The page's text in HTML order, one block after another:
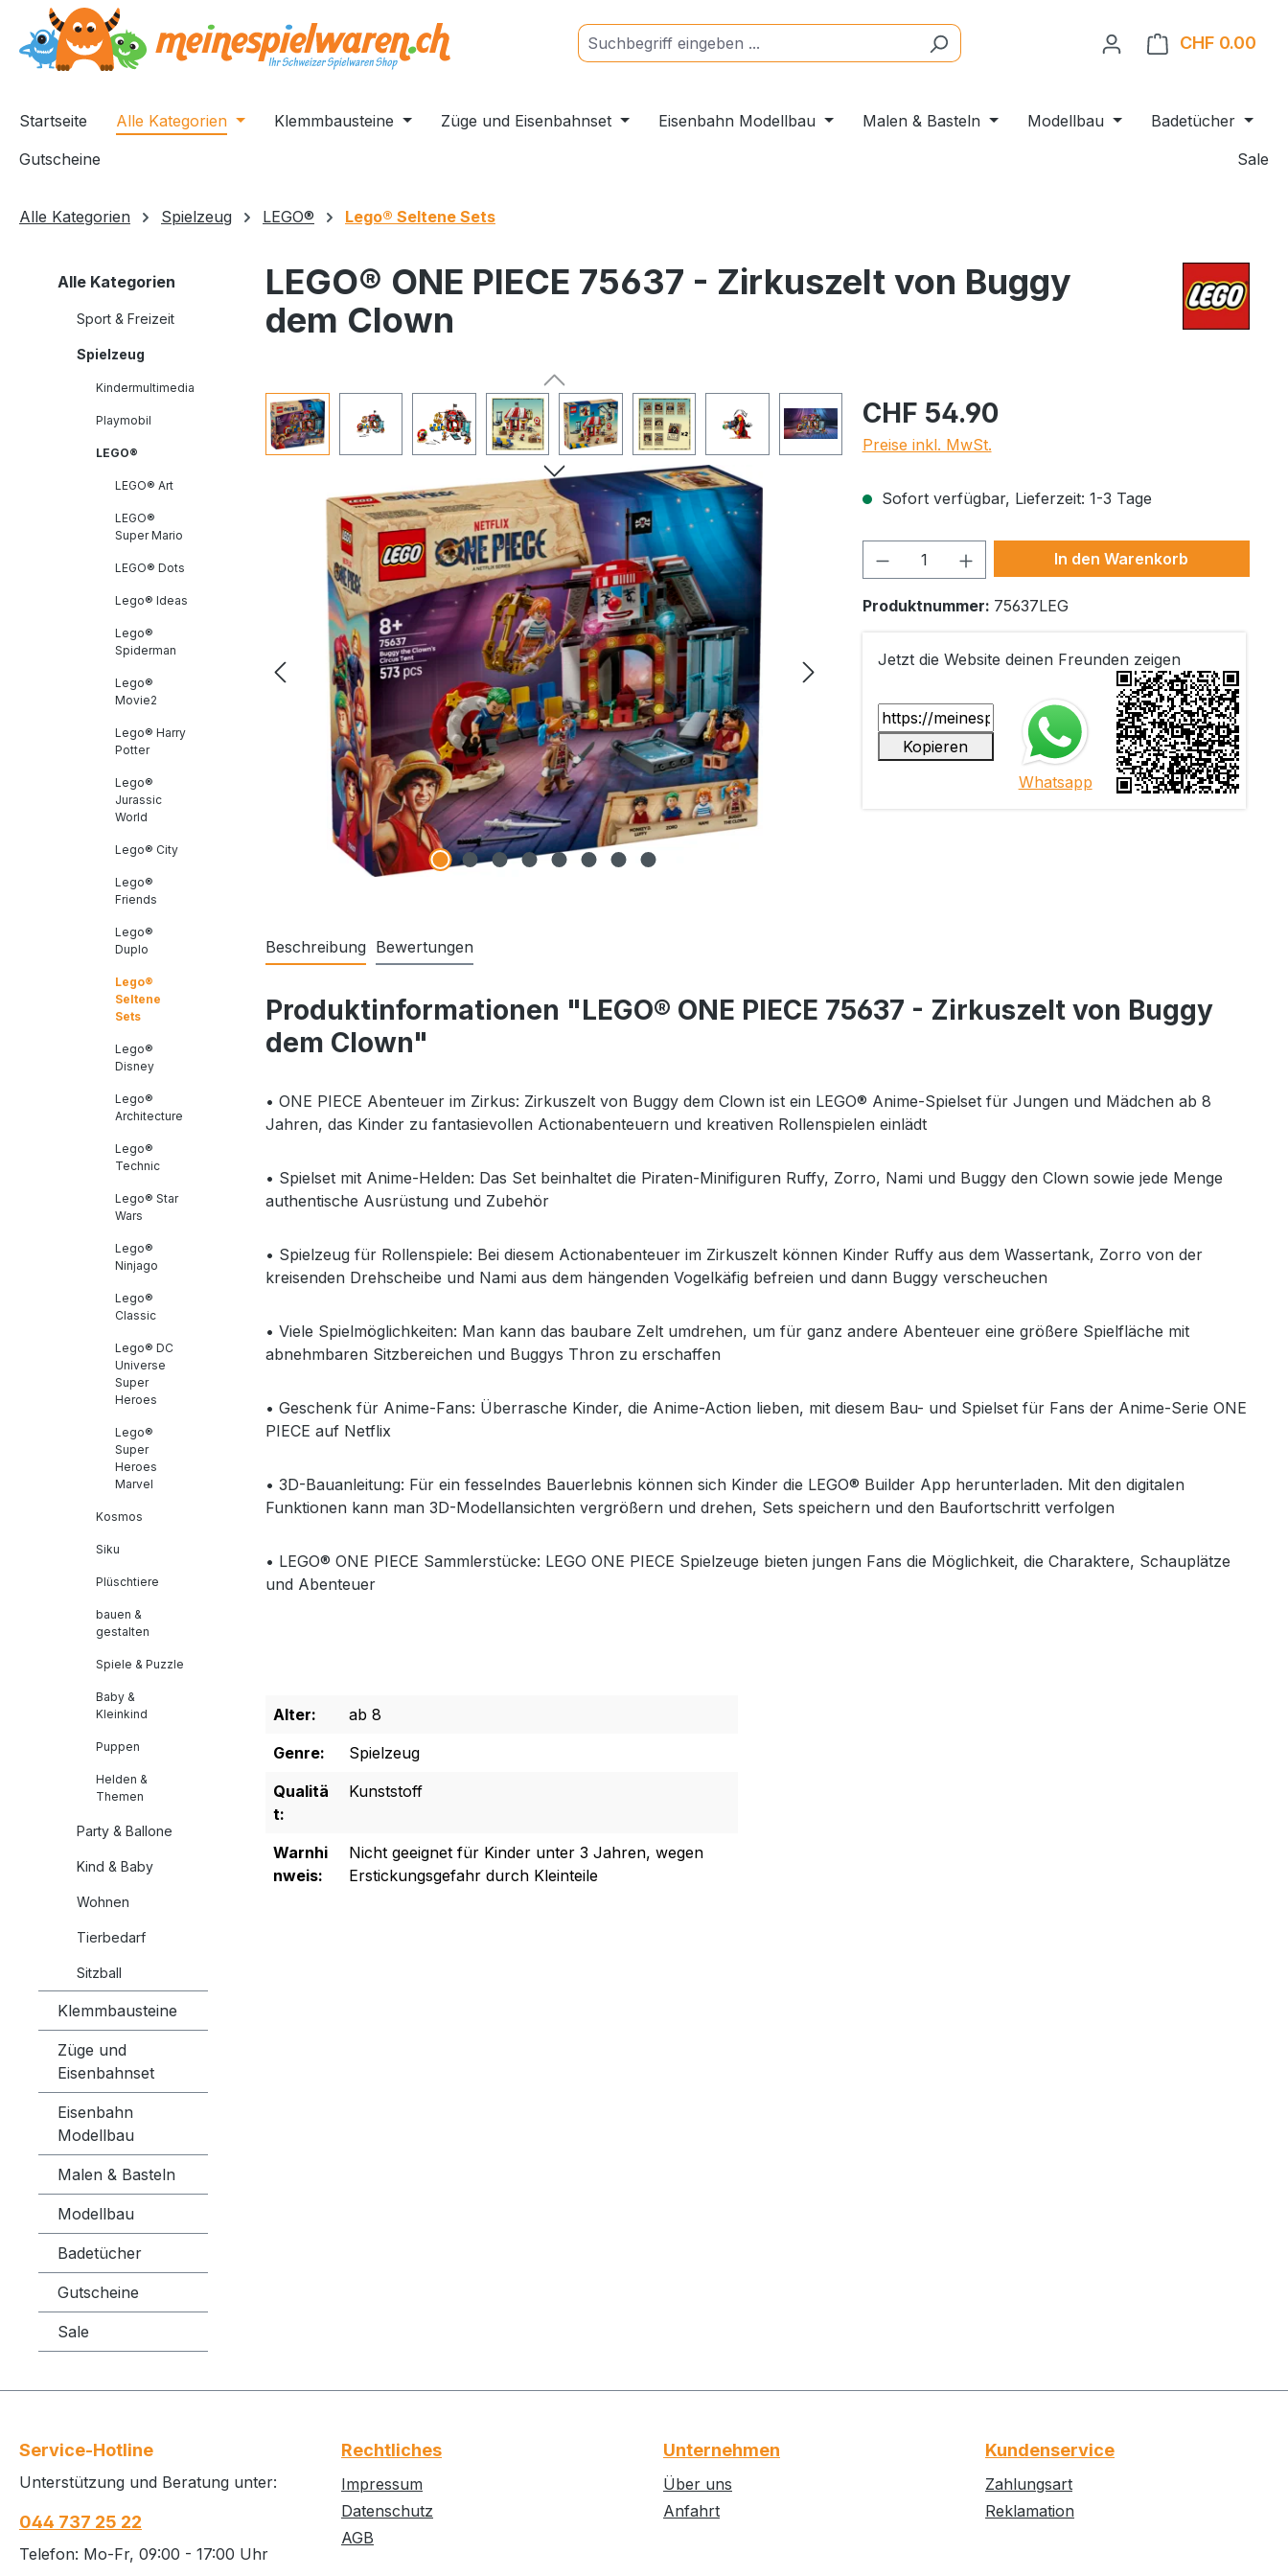
Zur Hauptnavigation springen
CHF 0.00
Startseite Alle Kategorien Klemmbausteine Züge und Eisenbahnset Eisenbahn Modellbau Malen & Basteln Modellbau
Badetücher
Gutscheine
Sale
Alle Kategorien Spielzeug LEGO® Lego® Seltene Sets
Alle Kategorien
Sport & Freizeit
Spielzeug
Kindermultimedia
Playmobil
LEGO®
LEGO® Art
LEGO®
Super Mario
LEGO® Dots
Lego® Ideas
Lego®
Spiderman
Lego®
Movie2
Lego® Harry
Potter
Lego®
Jurassic
World
Lego® City
Lego®
Friends
Lego®
Duplo
Lego®
Seltene
Sets
Lego®
Disney
Lego®
Architecture
Lego®
Technic
Lego® Star
Wars
Lego®
Ninjago
Lego®
Classic
Lego® DC
Universe
Super
Heroes
Lego®
Super
Heroes
Marvel
Kosmos
Siku
Plüschtiere
bauen &
gestalten
Spiele & Puzzle
Baby &
Kleinkind
Puppen
Helden &
Themen
Party & Ballone
Kind & Baby
Wohnen
Tierbedarf
Sitzball
Klemmbausteine
Züge und
Eisenbahnset
Eisenbahn
Modellbau
Malen & Basteln
Modellbau
Badetücher
Gutscheine
Sale
LEGO® ONE PIECE 75637 - Zirkuszelt von Buggy
dem Clown
Bildergalerie überspringen CHF 54.90
Preise inkl. MwSt.
Sofort verfügbar, Lieferzeit: 1-3 Tage
Produkt Anzahl: Gib den
In den Warenkorb
Produktnummer: 75637LEG
Jetzt die Website deinen Freunden zeigen
Kopieren
Whatsapp
Beschreibung Bewertungen
Produktinformationen "LEGO® ONE PIECE 75637 - Zirkuszelt von Buggy
dem Clown"
• ONE PIECE Abenteuer im Zirkus: Zirkuszelt von Buggy dem Clown ist ein LEGO® Anime-Spielset für Jungen und Mädchen ab 8
Jahren, das Kinder zu fantasievollen Actionabenteuern und kreativen Rollenspielen einlädt
• Spielset mit Anime-Helden: Das Set beinhaltet die Piraten-Minifiguren Ruffy, Zorro, Nami und Buggy den Clown sowie jede Menge
authentische Ausrüstung und Zubehör
• Spielzeug für Rollenspiele: Bei diesem Actionabenteuer im Zirkuszelt können Kinder Ruffy aus dem Wassertank, Zorro von der
kreisenden Drehscheibe und Nami aus dem hängenden Vogelkäfig befreien und dann Buggy verscheuchen
• Viele Spielmöglichkeiten: Man kann das baubare Zelt umdrehen, um für ganz andere Abenteuer eine größere Spielfläche mit
abnehmbaren Sitzbereichen und Buggys Thron zu erschaffen
• Geschenk für Anime-Fans: Überrasche Kinder, die Anime-Action lieben, mit diesem Bau- und Spielset für Fans der Anime-Serie ONE
PIECE auf Netflix
• 3D-Bauanleitung: Für ein fesselndes Bauerlebnis können sich Kinder die LEGO® Builder App herunterladen. Mit den digitalen
Funktionen kann man 3D-Modellansichten vergrößern und drehen, Sets speichern und den Baufortschritt verfolgen
• LEGO® ONE PIECE Sammlerstücke: LEGO ONE PIECE Spielzeuge bieten jungen Fans die Möglichkeit, die Charaktere, Schauplätze
und Abenteuer
Alter:
ab 8
Genre:
Spielzeug
Qualitä
t:
Kunststoff
Warnhi
nweis:
Nicht geeignet für Kinder unter 3 Jahren, wegen
Erstickungsgefahr durch Kleinteile
Service-Hotline
Unterstützung und Beratung unter:
044 737 25 22
Telefon: Mo-Fr, 09:00 - 17:00 Uhr
Rechtliches
Impressum
Datenschutz
AGB
Unternehmen
Über uns
Anfahrt
Kundenservice
Zahlungsart
Reklamation